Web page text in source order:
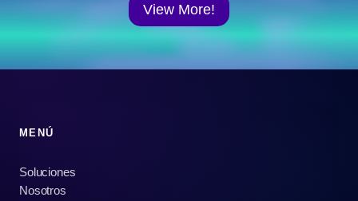
View More!
MENÚ
Soluciones
Nosotros